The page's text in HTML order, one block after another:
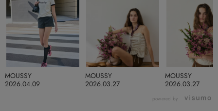
2026.04.09
MOUSSY
2026.03.27
MOUSSY
2026.03.27
MOUSSY
powered by